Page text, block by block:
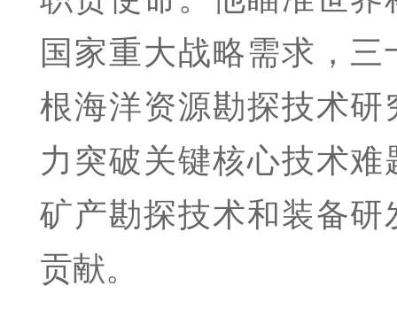
国家重大战略需求，
根海洋资源勘探技术
力突破关键核心技术
矿产勘探技术和装备
贡献。